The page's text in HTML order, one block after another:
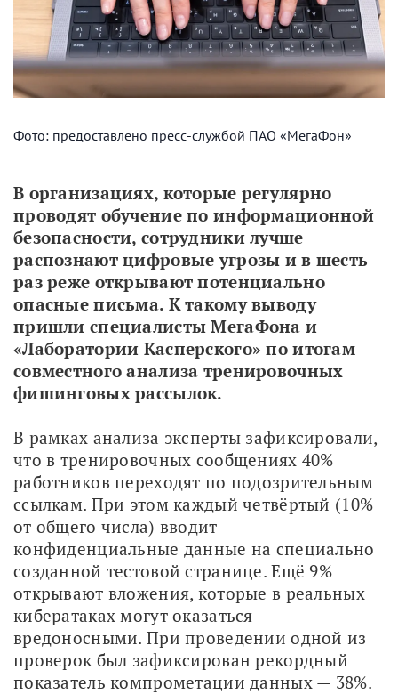
Фото: предоставлено пресс-службой ПАО «МегаФон»
В организациях, которые регулярно
проводят обучение по информационной
безопасности, сотрудники лучше
распознают цифровые угрозы и в шесть
раз реже открывают потенциально
опасные письма. К такому выводу
пришли специалисты МегаФона и
«Лаборатории Касперского» по итогам
совместного анализа тренировочных
фишинговых рассылок.
В рамках анализа эксперты зафиксировали,
что в тренировочных сообщениях 40%
работников переходят по подозрительным
ссылкам. При этом каждый четвёртый (10%
от общего числа) вводит
конфиденциальные данные на специально
созданной тестовой странице. Ещё 9%
открывают вложения, которые в реальных
кибератаках могут оказаться
вредоносными. При проведении одной из
проверок был зафиксирован рекордный
показатель компрометации данных — 38%.